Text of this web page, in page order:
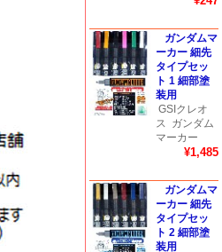
ガンダムマ
ーカー 細先
タイプセッ
ト 1 細部塗
装用
GSIクレオ
ス ガンダム
マーカー
¥1,485
ガンダムマ
ーカー 細先
タイプセッ
ト 2 細部塗
装用